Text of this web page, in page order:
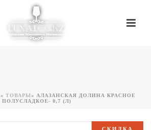
» ТОВАРЫ» АЛАЗАНСКАЯ ДОЛИНА КРАСНОЕ
ПОЛУСЛАДКОЕ- 0,7 (Л)